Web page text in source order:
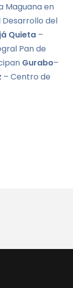
Maguana en
Desarrollo del
Quieta –
Pan de
Gurabo–
– Centro de